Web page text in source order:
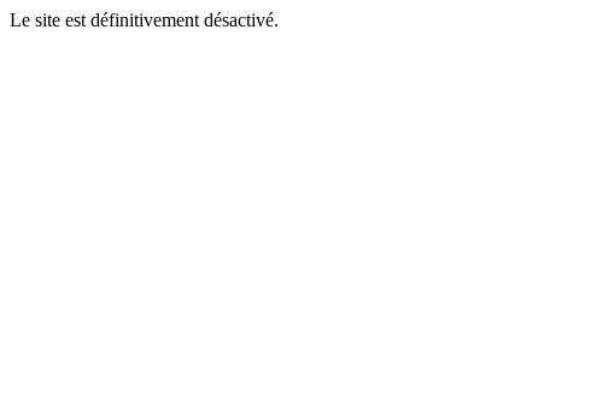
Le site est définitivement désactivé.